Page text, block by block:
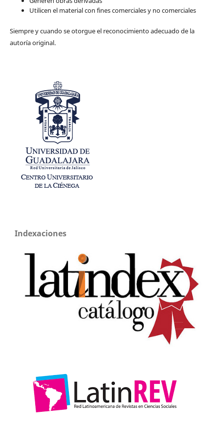
Utilicen el material con fines comerciales y no comerciales
Siempre y cuando se otorgue el reconocimiento adecuado de la
autoría original.
Indexaciones